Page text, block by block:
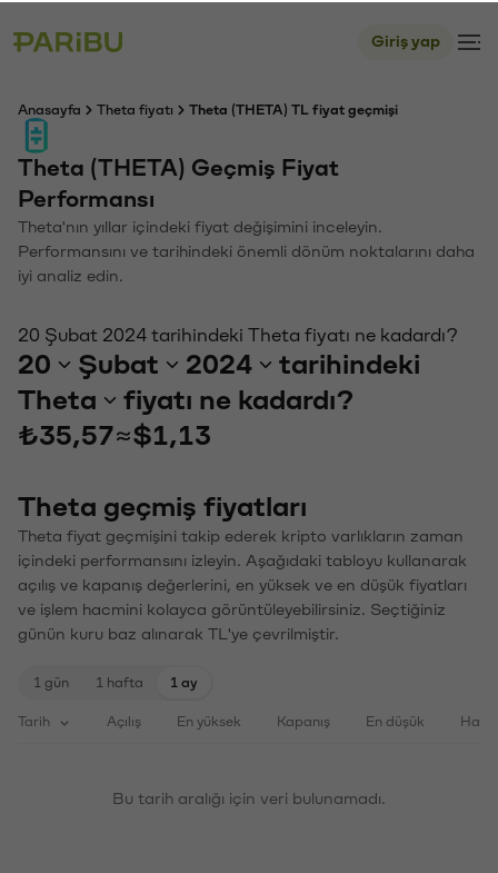
Giriş yap
Anasayfa Theta fiyatı Theta (THETA) TL fiyat geçmişi
Theta (THETA) Geçmiş Fiyat
Performansı
Theta'nın yıllar içindeki fiyat değişimini inceleyin.
Performansını ve tarihindeki önemli dönüm noktalarını daha
iyi analiz edin.
20 Şubat 2024 tarihindeki Theta fiyatı ne kadardı?
20 Şubat 2024
tarihindeki
Theta
fiyatı ne kadardı?
₺35,57≈$1,13
Theta geçmiş fiyatları
Theta fiyat geçmişini takip ederek kripto varlıkların zaman
içindeki performansını izleyin. Aşağıdaki tabloyu kullanarak
açılış ve kapanış değerlerini, en yüksek ve en düşük fiyatları
ve işlem hacmini kolayca görüntüleyebilirsiniz. Seçtiğiniz
günün kuru baz alınarak TL'ye çevrilmiştir.
1 gün 1 hafta 1 ay
Tarih Açılış En yüksek Kapanış En düşük
Bu tarih aralığı için veri bulunamadı.